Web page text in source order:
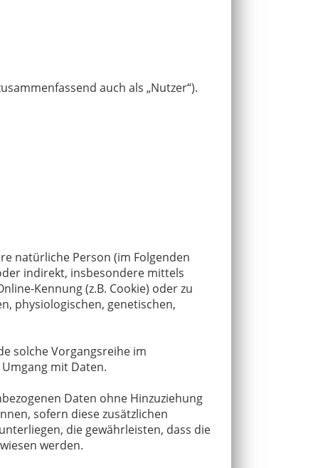
auch als „Nutzer“).
natürliche Person (im Folgenden
indirekt, insbesondere mittels
Kennung (z.B. Cookie) oder zu
physiologischen, genetischen,
solche Vorgangsreihe im
mit Daten.
Daten ohne Hinzuziehung
sofern diese zusätzlichen
die gewährleisten, dass die
werden.